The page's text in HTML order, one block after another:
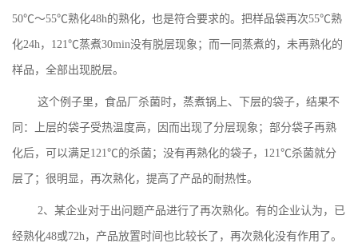
50℃～55℃熟化48h的熟化，也是符合要求的。把样品袋再次55℃熟
化24h，121℃蒸煮30min没有脱层现象；而一同蒸煮的，未再熟化的
样品，全部出现脱层。
这个例子里，食品厂杀菌时，蒸煮锅上、下层的袋子，结果不
同：上层的袋子受热温度高，因而出现了分层现象；部分袋子再熟
化后，可以满足121℃的杀菌；没有再熟化的袋子，121℃杀菌就分
层了；很明显，再次熟化，提高了产品的耐热性。
2、某企业对于出问题产品进行了再次熟化。有的企业认为，已
经熟化48或72h，产品放置时间也比较长了，再次熟化没有作用了。